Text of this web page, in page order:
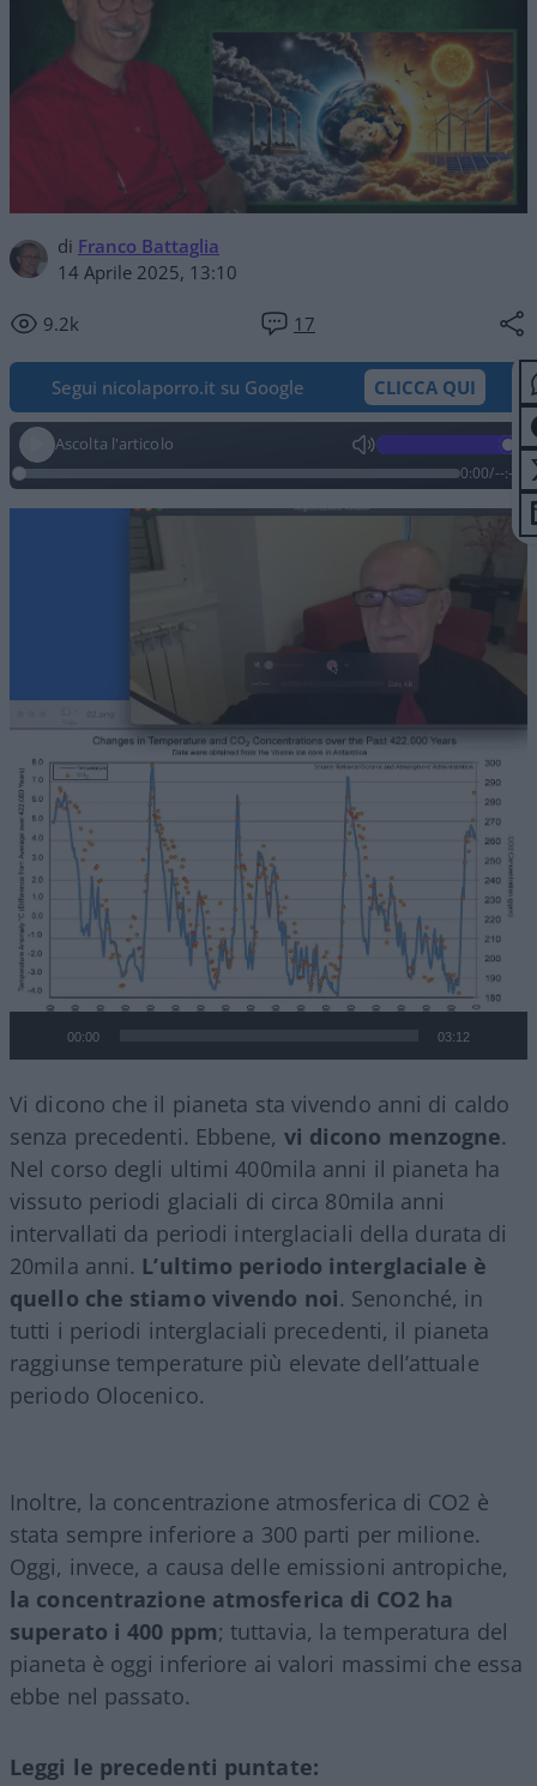
di Franco Battaglia
14 Aprile 2025, 13:10
9.2k 17
Segui nicolaporro.it su Google CLICCA QUI
Ascolta l'articolo
0:00/--:--
00:00 03:12
Vi dicono che il pianeta sta vivendo anni di caldo
senza precedenti. Ebbene, vi dicono menzogne.
Nel corso degli ultimi 400mila anni il pianeta ha
vissuto periodi glaciali di circa 80mila anni
intervallati da periodi interglaciali della durata di
20mila anni. L’ultimo periodo interglaciale è
quello che stiamo vivendo noi. Senonché, in
tutti i periodi interglaciali precedenti, il pianeta
raggiunse temperature più elevate dell’attuale
periodo Olocenico.
Inoltre, la concentrazione atmosferica di CO2 è
stata sempre inferiore a 300 parti per milione.
Oggi, invece, a causa delle emissioni antropiche,
la concentrazione atmosferica di CO2 ha
superato i 400 ppm; tuttavia, la temperatura del
pianeta è oggi inferiore ai valori massimi che essa
ebbe nel passato.
Leggi le precedenti puntate: